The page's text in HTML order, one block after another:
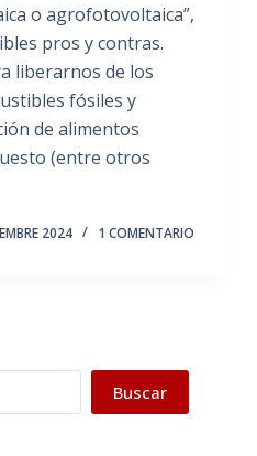
o agrofotovoltaica”,
pros y contras.
liberarnos de los
fósiles y
de alimentos
(entre otros
2024 1 COMENTARIO
Buscar